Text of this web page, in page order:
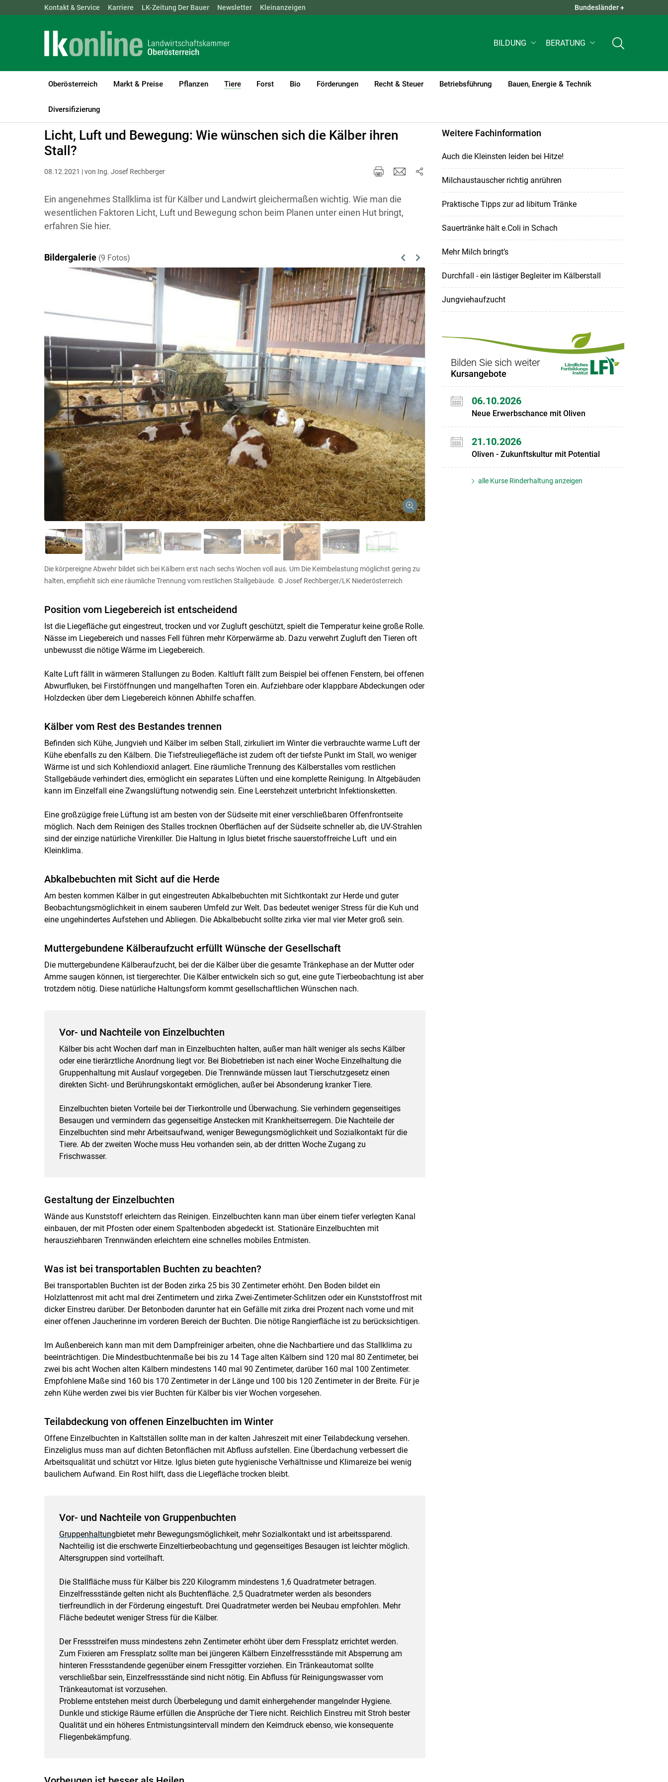
Skip to main content
Landwirtschaftskammern: ÖSTERREICH BGLD KTN NÖ OÖ SBG STMK QUICK LINKS +
Kontakt & Service Karriere LK-Zeitung Der Bauer Newsletter Kleinanzeigen Bundesländer +
BILDUNG BERATUNG
Oberösterreich Markt & Preise Pflanzen Tiere
(current)1
Forst Bio Förderungen Recht & Steuer Betriebsführung Bauen, Energie & Technik
Diversifizierung
LK Oberösterreich Tiere
Licht, Luft und Bewegung: Wie wünschen sich die Kälber ihren
Stall?
08.12.2021 | von Ing. Josef Rechberger
Ein angenehmes Stallklima ist für Kälber und Landwirt gleichermaßen wichtig. Wie man die
wesentlichen Faktoren Licht, Luft und Bewegung schon beim Planen unter einen Hut bringt,
erfahren Sie hier.
Bildergalerie (9 Fotos) Previous
Next
Die körpereigne Abwehr bildet sich bei Kälbern erst nach sechs Wochen voll aus. Um Die Keimbelastung möglichst gering zu
halten, empfiehlt sich eine räumliche Trennung vom restlichen Stallgebäude. © Josef Rechberger/LK Niederösterreich
Position vom Liegebereich ist entscheidend
Ist die Liegefläche gut eingestreut, trocken und vor Zugluft geschützt, spielt die Temperatur keine große Rolle.
Nässe im Liegebereich und nasses Fell führen mehr Körperwärme ab. Dazu verwehrt Zugluft den Tieren oft
unbewusst die nötige Wärme im Liegebereich.
Kalte Luft fällt in wärmeren Stallungen zu Boden. Kaltluft fällt zum Beispiel bei offenen Fenstern, bei offenen
Abwurfluken, bei Firstöffnungen und mangelhaften Toren ein. Aufziehbare oder klappbare Abdeckungen oder
Holzdecken über dem Liegebereich können Abhilfe schaffen.
Kälber vom Rest des Bestandes trennen
Befinden sich Kühe, Jungvieh und Kälber im selben Stall, zirkuliert im Winter die verbrauchte warme Luft der
Kühe ebenfalls zu den Kälbern. Die Tiefstreuliegefläche ist zudem oft der tiefste Punkt im Stall, wo weniger
Wärme ist und sich Kohlendioxid anlagert. Eine räumliche Trennung des Kälberstalles vom restlichen
Stallgebäude verhindert dies, ermöglicht ein separates Lüften und eine komplette Reinigung. In Altgebäuden
kann im Einzelfall eine Zwangslüftung notwendig sein. Eine Leerstehzeit unterbricht Infektionsketten.
Eine großzügige freie Lüftung ist am besten von der Südseite mit einer verschließbaren Offenfrontseite
möglich. Nach dem Reinigen des Stalles trocknen Oberflächen auf der Südseite schneller ab, die UV-Strahlen
sind der einzige natürliche Virenkiller. Die Haltung in Iglus bietet frische sauerstoffreiche Luft und ein
Kleinklima.
Abkalbebuchten mit Sicht auf die Herde
Am besten kommen Kälber in gut eingestreuten Abkalbebuchten mit Sichtkontakt zur Herde und guter
Beobachtungsmöglichkeit in einem sauberen Umfeld zur Welt. Das bedeutet weniger Stress für die Kuh und
eine ungehindertes Aufstehen und Abliegen. Die Abkalbebucht sollte zirka vier mal vier Meter groß sein.
Muttergebundene Kälberaufzucht erfüllt Wünsche der Gesellschaft
Die muttergebundene Kälberaufzucht, bei der die Kälber über die gesamte Tränkephase an der Mutter oder
Amme saugen können, ist tiergerechter. Die Kälber entwickeln sich so gut, eine gute Tierbeobachtung ist aber
trotzdem nötig. Diese natürliche Haltungsform kommt gesellschaftlichen Wünschen nach.
Vor- und Nachteile von Einzelbuchten
Kälber bis acht Wochen darf man in Einzelbuchten halten, außer man hält weniger als sechs Kälber
oder eine tierärztliche Anordnung liegt vor. Bei Biobetrieben ist nach einer Woche Einzelhaltung die
Gruppenhaltung mit Auslauf vorgegeben. Die Trennwände müssen laut Tierschutzgesetz einen
direkten Sicht- und Berührungskontakt ermöglichen, außer bei Absonderung kranker Tiere.
Einzelbuchten bieten Vorteile bei der Tierkontrolle und Überwachung. Sie verhindern gegenseitiges
Besaugen und vermindern das gegenseitige Anstecken mit Krankheitserregern. Die Nachteile der
Einzelbuchten sind mehr Arbeitsaufwand, weniger Bewegungsmöglichkeit und Sozialkontakt für die
Tiere. Ab der zweiten Woche muss Heu vorhanden sein, ab der dritten Woche Zugang zu
Frischwasser.
Gestaltung der Einzelbuchten
Wände aus Kunststoff erleichtern das Reinigen. Einzelbuchten kann man über einem tiefer verlegten Kanal
einbauen, der mit Pfosten oder einem Spaltenboden abgedeckt ist. Stationäre Einzelbuchten mit
herausziehbaren Trennwänden erleichtern eine schnelles mobiles Entmisten.
Was ist bei transportablen Buchten zu beachten?
Bei transportablen Buchten ist der Boden zirka 25 bis 30 Zentimeter erhöht. Den Boden bildet ein
Holzlattenrost mit acht mal drei Zentimetern und zirka Zwei-Zentimeter-Schlitzen oder ein Kunststoffrost mit
dicker Einstreu darüber. Der Betonboden darunter hat ein Gefälle mit zirka drei Prozent nach vorne und mit
einer offenen Jaucherinne im vorderen Bereich der Buchten. Die nötige Rangierfläche ist zu berücksichtigen.
Im Außenbereich kann man mit dem Dampfreiniger arbeiten, ohne die Nachbartiere und das Stallklima zu
beeinträchtigen. Die Mindestbuchtenmaße bei bis zu 14 Tage alten Kälbern sind 120 mal 80 Zentimeter, bei
zwei bis acht Wochen alten Kälbern mindestens 140 mal 90 Zentimeter, darüber 160 mal 100 Zentimeter.
Empfohlene Maße sind 160 bis 170 Zentimeter in der Länge und 100 bis 120 Zentimeter in der Breite. Für je
zehn Kühe werden zwei bis vier Buchten für Kälber bis vier Wochen vorgesehen.
Teilabdeckung von offenen Einzelbuchten im Winter
Offene Einzelbuchten in Kaltställen sollte man in der kalten Jahreszeit mit einer Teilabdeckung versehen.
Einzeliglus muss man auf dichten Betonflächen mit Abfluss aufstellen. Eine Überdachung verbessert die
Arbeitsqualität und schützt vor Hitze. Iglus bieten gute hygienische Verhältnisse und Klimareize bei wenig
baulichem Aufwand. Ein Rost hilft, dass die Liegefläche trocken bleibt.
Vor- und Nachteile von Gruppenbuchten
Gruppenhaltungbietet mehr Bewegungsmöglichkeit, mehr Sozialkontakt und ist arbeitssparend.
Nachteilig ist die erschwerte Einzeltierbeobachtung und gegenseitiges Besaugen ist leichter möglich.
Altersgruppen sind vorteilhaft.
Die Stallfläche muss für Kälber bis 220 Kilogramm mindestens 1,6 Quadratmeter betragen.
Einzelfressstände gelten nicht als Buchtenfläche. 2,5 Quadratmeter werden als besonders
tierfreundlich in der Förderung eingestuft. Drei Quadratmeter werden bei Neubau empfohlen. Mehr
Fläche bedeutet weniger Stress für die Kälber.
Der Fressstreifen muss mindestens zehn Zentimeter erhöht über dem Fressplatz errichtet werden.
Zum Fixieren am Fressplatz sollte man bei jüngeren Kälbern Einzelfressstände mit Absperrung am
hinteren Fressstandende gegenüber einem Fressgitter vorziehen. Ein Tränkeautomat sollte
verschließbar sein, Einzelfressstände sind nicht nötig. Ein Abfluss für Reinigungswasser vom
Tränkeautomat ist vorzusehen.
Probleme entstehen meist durch Überbelegung und damit einhergehender mangelnder Hygiene.
Dunkle und stickige Räume erfüllen die Ansprüche der Tiere nicht. Reichlich Einstreu mit Stroh bester
Qualität und ein höheres Entmistungsintervall mindern den Keimdruck ebenso, wie konsequente
Fliegenbekämpfung.
Weitere Fachinformation
Auch die Kleinsten leiden bei Hitze!
Milchaustauscher richtig anrühren
Praktische Tipps zur ad libitum Tränke
Sauertränke hält e.Coli in Schach
Mehr Milch bringt’s
Durchfall - ein lästiger Begleiter im Kälberstall
Jungviehaufzucht
Bilden Sie sich weiter
Kursangebote
06.10.2026
Neue Erwerbschance mit Oliven
21.10.2026
Oliven - Zukunftskultur mit Potential
alle Kurse Rinderhaltung anzeigen